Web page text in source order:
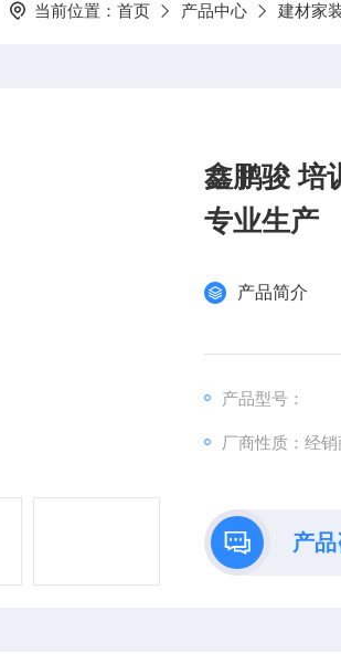
当前位置： 首页 产品中心 建材家
鑫鹏骏 培
专业生产
产品简介
产品型号：
厂商性质：经销
产